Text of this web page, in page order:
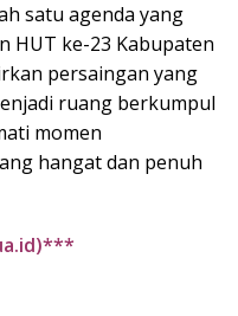
satu agenda yang
HUT ke-23 Kabupaten
persaingan yang
ruang berkumpul
momen
hangat dan penuh